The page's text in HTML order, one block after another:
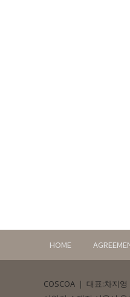
HOME
COSCOA ｜ 대표:차지영